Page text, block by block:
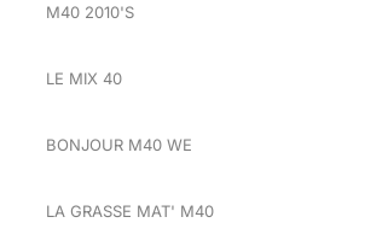
M40 2010'S
LE MIX 40
BONJOUR M40 WE
LA GRASSE MAT' M40